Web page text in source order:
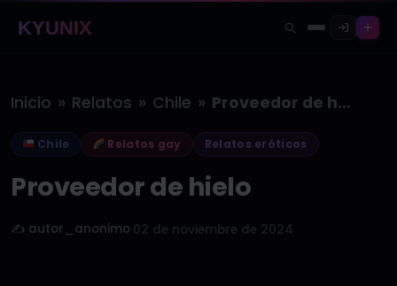
KYUNIX
Inicio » Relatos » Chile » Proveedor de hielo
Chile Relatos gay Relatos eróticos
Proveedor de hielo
✍️ autor_anonimo 02 de noviembre de 2024